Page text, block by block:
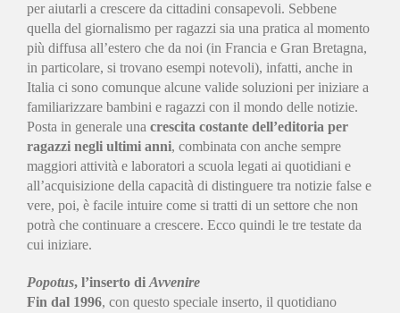
per aiutarli a crescere da cittadini consapevoli. Sebbene
quella del giornalismo per ragazzi sia una pratica al momento
più diffusa all’estero che da noi (in Francia e Gran Bretagna,
in particolare, si trovano esempi notevoli), infatti, anche in
Italia ci sono comunque alcune valide soluzioni per iniziare a
familiarizzare bambini e ragazzi con il mondo delle notizie.
Posta in generale una crescita costante dell’editoria per
ragazzi negli ultimi anni, combinata con anche sempre
maggiori attività e laboratori a scuola legati ai quotidiani e
all’acquisizione della capacità di distinguere tra notizie false e
vere, poi, è facile intuire come si tratti di un settore che non
potrà che continuare a crescere. Ecco quindi le tre testate da
cui iniziare.
Popotus, l’inserto di Avvenire
Fin dal 1996, con questo speciale inserto, il quotidiano